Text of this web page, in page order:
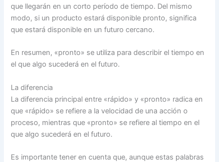
que llegarán en un corto período de tiempo. Del mismo
modo, si un producto estará disponible pronto, significa
que estará disponible en un futuro cercano.
En resumen, «pronto» se utiliza para describir el tiempo en
el que algo sucederá en el futuro.
La diferencia
La diferencia principal entre «rápido» y «pronto» radica en
que «rápido» se refiere a la velocidad de una acción o
proceso, mientras que «pronto» se refiere al tiempo en el
que algo sucederá en el futuro.
Es importante tener en cuenta que, aunque estas palabras